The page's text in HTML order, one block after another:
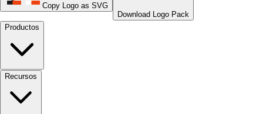
Copy Logo as SVG
Download Logo Pack
Productos
Recursos